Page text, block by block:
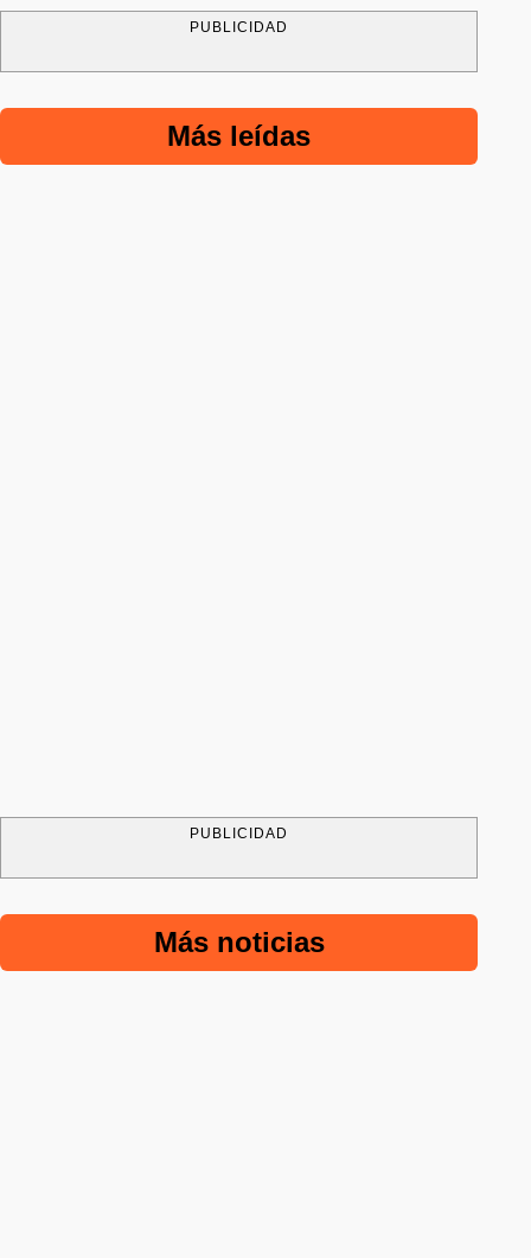
PUBLICIDAD
Más leídas
PUBLICIDAD
Más noticias